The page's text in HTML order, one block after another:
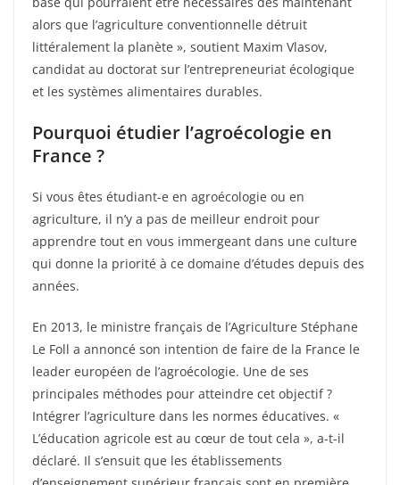
alors que l’agriculture conventionnelle détruit
littéralement la planète », soutient Maxim Vlasov,
candidat au doctorat sur l’entrepreneuriat écologique
et les systèmes alimentaires durables.
Pourquoi étudier l’agroécologie en
France ?
Si vous êtes étudiant-e en agroécologie ou en
agriculture, il n’y a pas de meilleur endroit pour
apprendre tout en vous immergeant dans une culture
qui donne la priorité à ce domaine d’études depuis des
années.
En 2013, le ministre français de l’Agriculture Stéphane
Le Foll a annoncé son intention de faire de la France le
leader européen de l’agroécologie. Une de ses
principales méthodes pour atteindre cet objectif ?
Intégrer l’agriculture dans les normes éducatives. «
L’éducation agricole est au cœur de tout cela », a-t-il
déclaré. Il s’ensuit que les établissements